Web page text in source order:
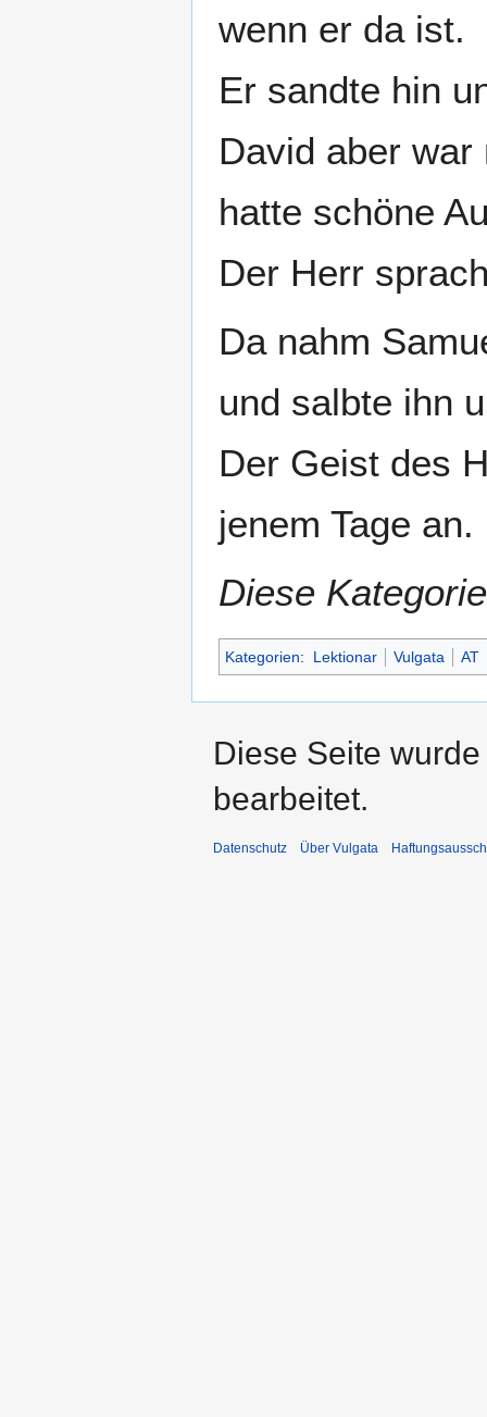
wenn er da ist.
Er sandte hin
David aber
hatte schöne
Der Herr
Da nahm
und salbte ihn
Der Geist des
jenem Tage an.
Diese
Kategorien: Lektionar Vulgata AT
Diese Seite
bearbeitet.
Datenschutz Über Vulgata